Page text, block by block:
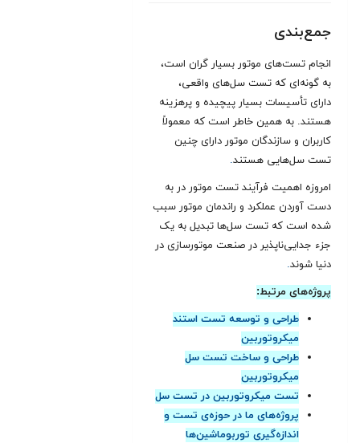
جمع‌بندی
انجام تست‌های موتور بسیار گران است،
به گونه‌ای که تست سل‌های واقعی،
دارای تأسیسات بسیار پیچیده و پرهزینه
هستند. به همین خاطر است که معمولاً
کاربران و سازندگان موتور دارای چنین
تست سل‌هایی هستند.
امروزه اهمیت فرآیند تست موتور در به
دست آوردن عملکرد و راندمان موتور سبب
شده است که تست سل‌ها تبدیل به یک
جزء جدایی‌ناپذیر در صنعت موتورسازی در
دنیا شوند.
پروژه‌های مرتبط:
طراحی و توسعه تست استند
میکروتوربین
طراحی و ساخت تست سل
میکروتوربین
تست میکروتوربین در تست سل
پروژه‌های ما در حوزه‌ی تست و
اندازه‌گیری توربوماشین‌ها